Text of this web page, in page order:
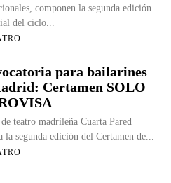
componen la segunda edición
del ciclo...
para bailarines
Certamen SOLO
teatro madrileña Cuarta Pared
la segunda edición del Certamen de...